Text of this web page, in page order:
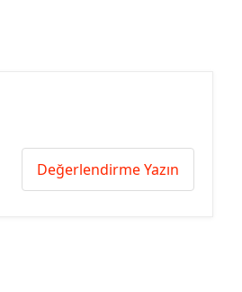
Değerlendirme Yazın